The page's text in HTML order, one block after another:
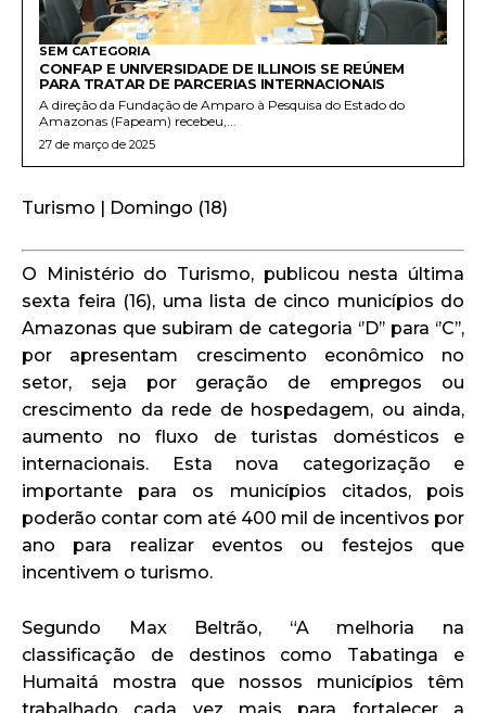
SEM CATEGORIA
CONFAP E UNIVERSIDADE DE ILLINOIS SE REÚNEM
PARA TRATAR DE PARCERIAS INTERNACIONAIS
A direção da Fundação de Amparo à Pesquisa do Estado do
Amazonas (Fapeam) recebeu,...
27 de março de 2025
Turismo | Domingo (18)
O Ministério do Turismo, publicou nesta última
sexta feira (16), uma lista de cinco municípios do
Amazonas que subiram de categoria ‘’D’’ para ‘’C’’,
por apresentam crescimento econômico no
setor, seja por geração de empregos ou
crescimento da rede de hospedagem, ou ainda,
aumento no fluxo de turistas domésticos e
internacionais. Esta nova categorização e
importante para os municípios citados, pois
poderão contar com até 400 mil de incentivos por
ano para realizar eventos ou festejos que
incentivem o turismo.
Segundo Max Beltrão, “A melhoria na
classificação de destinos como Tabatinga e
Humaitá mostra que nossos municípios têm
trabalhado cada vez mais para fortalecer a